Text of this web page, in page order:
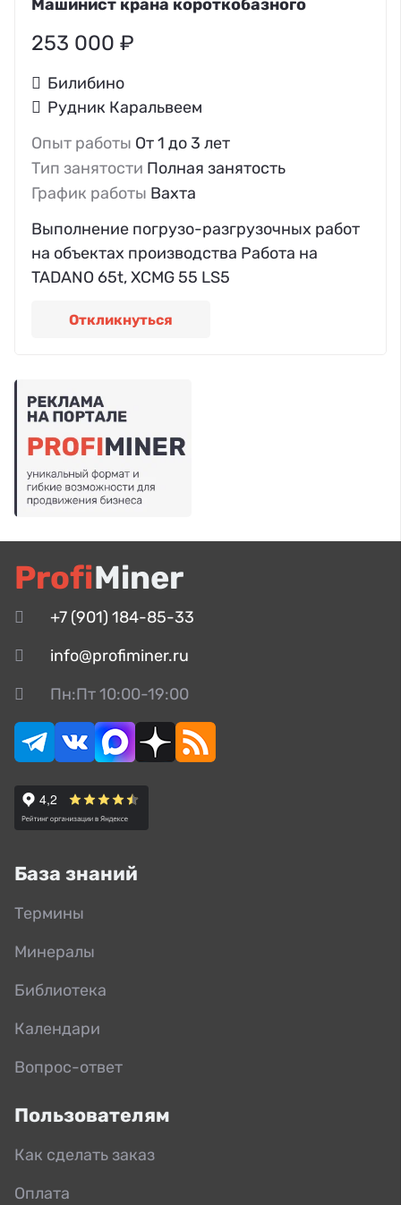
Машинист крана короткобазного
253 000 ₽
Билибино
Рудник Каральвеем
Опыт работы От 1 до 3 лет
Тип занятости Полная занятость
График работы Вахта
Выполнение погрузо-разгрузочных работ
на объектах производства Работа на
TADANO 65t, XCMG 55 LS5
Откликнуться
ProfiMiner
+7 (901) 184-85-33
info@profiminer.ru
Пн:Пт 10:00-19:00
База знаний
Термины
Минералы
Библиотека
Календари
Вопрос-ответ
Пользователям
Как сделать заказ
Оплата